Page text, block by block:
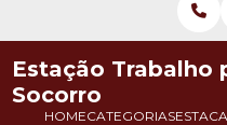
HOMECATEGORIAS
Estação Trabalho
Socorro